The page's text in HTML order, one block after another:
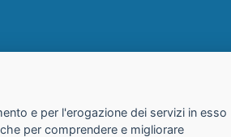
e per l'erogazione dei servizi in esso
per comprendere e migliorare